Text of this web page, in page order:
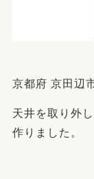
京都府 京田辺
天井を取り外
作りました。